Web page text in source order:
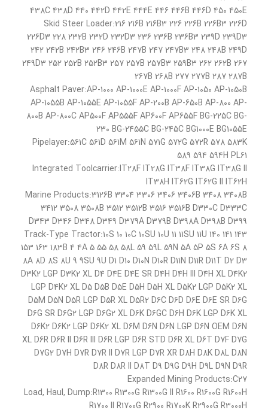
438C 438D 440 442D 442E 444E 446 446B 446D 450 450E
Skid Steer Loader:216 216B 216B3 226 226B 226B3 226D
226D3 228 232B 232D 232D3 236 236B 236B3 239D 239D3
242 242B 242B3 246 246B 247B 247 247B3 248 248B 249D
249D3 252 252B 252B3 257 257B 257B3 259B3 262 262B 267
267B 268B 277 277B 287 287B
Asphalt Paver:AP-1000 AP-1000E AP-1000F AP-1050 AP-1050B
AP-1055B AP-1055E AP-1055F AP-200B AP-650B AP-800 AP-
800B AP-800C AP500F AP555F AP600F AP655F BG-225C BG-
230 BG-2455C BG-245C BG1000E BG1055E
Pipelayer:561C 561D 561M 561N 571G 572G 572R 578 583K
589 594 594H PL61
Integrated Toolcarrier:IT28F IT28G IT38F IT38G IT38G II
IT38H IT62G IT62G II IT62H
Marine Products:3126B 3304 3306 3406 3406B 3408 3408B
3412 3508 3508B 3512 3512B 3516 3516B D330C D333C
D343 D346 D348 D349 D379A D379B D398A D398B D399
Track-Type Tractor:10S 10 10C 10SU 10U 11 11SU 11U 140 141 143
153 163 183B 4 4A 5 55 58 58L 59 59L 59N 5A 5P 5S 6A 6S 8
8A 8D 8S 8U 9 9SU 9U D1 D10 D10N D10R D11N D11R D11T D2 D3
D3K2 LGP D3K2 XL D4 D4E D4E SR D4H D4H III D4H XL D4K2
LGP D4K2 XL D5 D5B D5E D5H D5H XL D5K2 LGP D5K2 XL
D5M D5N D5R LGP D5R XL D5R2 D6C D6D D6E D6E SR D6G
D6G SR D6G2 LGP D6G2 XL D6K D6GC D6H D6K LGP D6K XL
D6K2 D6K2 LGP D6K2 XL D6M D6N D6N LGP D6N OEM D6N
XL D6R D6R II D6R III D6R LGP D6R STD D6R XL D6T D7F D7G
D7G2 D7H D7R D7R II D7R LGP D7R XR D8H D8K D8L D8N
D8R D8R II D8T D9 D9G D9H D9L D9N D9R
Expanded Mining Products:C27
Load, Haul, Dump:R1300 R1300G R1300G II R1600 R1600G R1600H
R1700 II R1700G R2900 R1700K R2900G R3000H